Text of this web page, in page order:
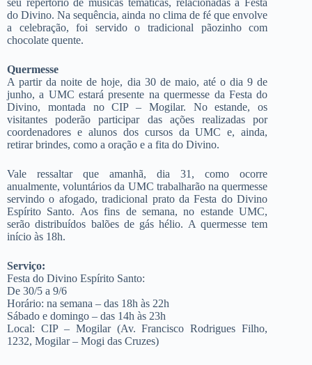
do Divino. Na sequência, ainda no clima de fé que envolve
a celebração, foi servido o tradicional pãozinho com
chocolate quente.
Quermesse
A partir da noite de hoje, dia 30 de maio, até o dia 9 de
junho, a UMC estará presente na quermesse da Festa do
Divino, montada no CIP – Mogilar. No estande, os
visitantes poderão participar das ações realizadas por
coordenadores e alunos dos cursos da UMC e, ainda,
retirar brindes, como a oração e a fita do Divino.
Vale ressaltar que amanhã, dia 31, como ocorre
anualmente, voluntários da UMC trabalharão na quermesse
servindo o afogado, tradicional prato da Festa do Divino
Espírito Santo. Aos fins de semana, no estande UMC,
serão distribuídos balões de gás hélio. A quermesse tem
início às 18h.
Serviço:
Festa do Divino Espírito Santo:
De 30/5 a 9/6
Horário: na semana – das 18h às 22h
Sábado e domingo – das 14h às 23h
Local: CIP – Mogilar (Av. Francisco Rodrigues Filho,
1232, Mogilar – Mogi das Cruzes)